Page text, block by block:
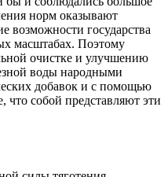
норм оказывают
возможности государства
масштабах. Поэтому
очистке и улучшению
воды народными
добавок и с помощью
что собой представляют эти